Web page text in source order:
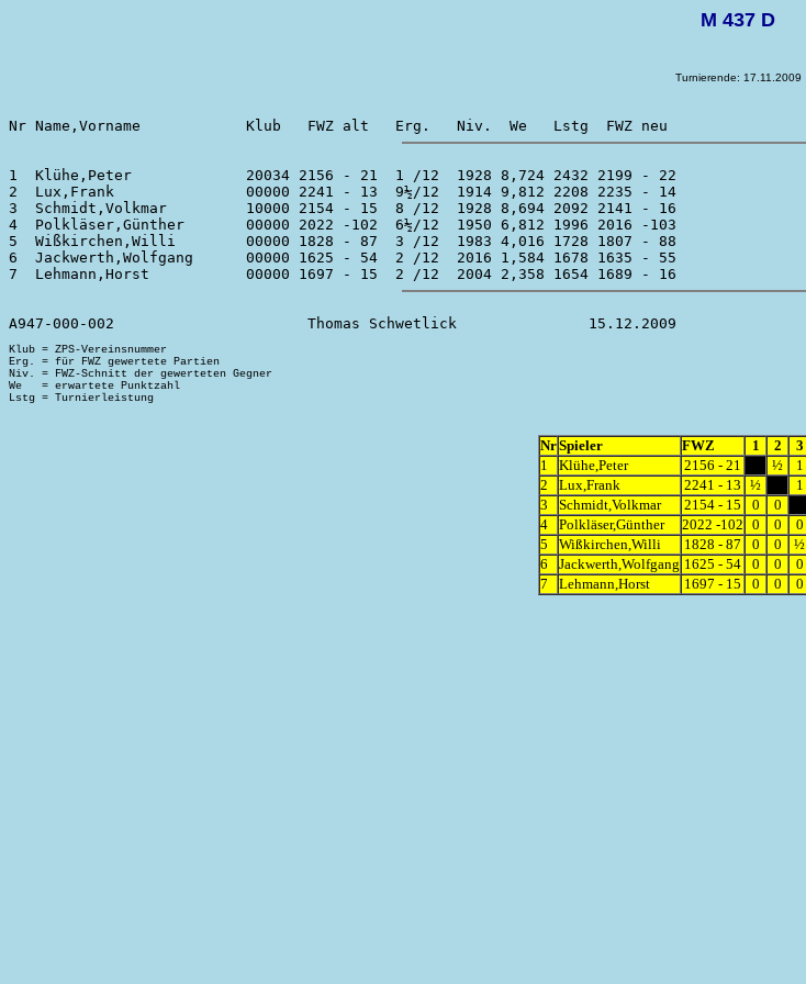
M 437 D
Turnierende: 17.11.2009
1  Klühe,Peter             20034 2156 - 21  1 /12  1928 8,724 2432 2199 - 22
2  Lux,Frank               00000 2241 - 13  9½/12  1914 9,812 2208 2235 - 14
3  Schmidt,Volkmar         10000 2154 - 15  8 /12  1928 8,694 2092 2141 - 16
4  Polkläser,Günther       00000 2022 -102  6½/12  1950 6,812 1996 2016 -103
5  Wißkirchen,Willi        00000 1828 - 87  3 /12  1983 4,016 1728 1807 - 88
6  Jackwerth,Wolfgang      00000 1625 - 54  2 /12  2016 1,584 1678 1635 - 55
Klub = ZPS-Vereinsnummer
Erg. = für FWZ gewertete Partien
Niv. = FWZ-Schnitt der gewerteten Gegner
We   = erwartete Punktzahl
NrSpieler FWZ 1 2 3
1
Klühe,Peter 2156 - 21 ½ 1
2
Lux,Frank 2241 - 13 ½ 1
3
Schmidt,Volkmar 2154 - 15 0 0
4
Polkläser,Günther 2022 -102 0 0 0
5
Wißkirchen,Willi 1828 - 87 0 0 ½
6
Jackwerth,Wolfgang 1625 - 54 0 0 0
7
Lehmann,Horst 1697 - 15 0 0 0